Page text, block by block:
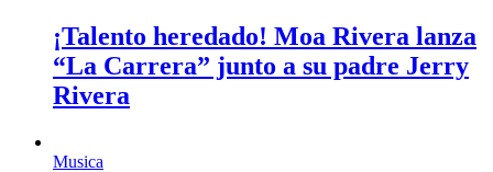
¡Talento heredado! Moa Rivera lanza
“La Carrera” junto a su padre Jerry
Rivera
Musica